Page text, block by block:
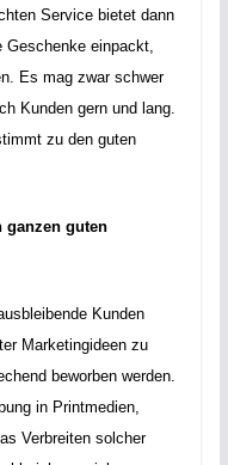
Service bietet dann
einpackt,
Es mag zwar schwer
Kunden gern und lang.
zu den guten
ganzen guten
Kunden
Marketingideen zu
beworben werden.
in Printmedien,
Verbreiten solcher